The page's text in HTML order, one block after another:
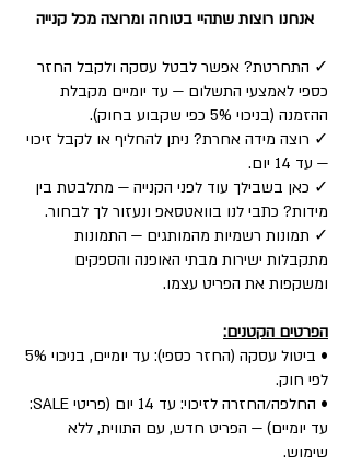
אנחנו רוצות שתהיי בטוחה ומרוצה מכל קנייה
✓ התחרטת? אפשר לבטל עסקה ולקבל החזר
כספי לאמצעי התשלום — עד יומיים מקבלת
ההזמנה (בניכוי 5% כפי שקבוע בחוק).
✓ רוצה מידה אחרת? ניתן להחליף או לקבל זיכוי
— עד 14 יום.
✓ כאן בשבילך עוד לפני הקנייה — מתלבטת בין
מידות? כתבי לנו בוואטסאפ ונעזור לך לבחור.
✓ תמונות רשמיות מהמותגים — התמונות
מתקבלות ישירות מבתי האופנה והספקים
ומשקפות את הפריט עצמו.
הפרטים הקטנים:
• ביטול עסקה (החזר כספי): עד יומיים, בניכוי 5%
לפי חוק.
• החלפה/החזרה לזיכוי: עד 14 יום (פריטי SALE:
עד יומיים) — הפריט חדש, עם התווית, ללא
שימוש.